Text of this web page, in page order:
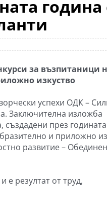
година
за възпитаници
изкуство
успехи ОДК –
Заключителна изложба
създадени през
и приложно
развитие –
е резултат от труд,